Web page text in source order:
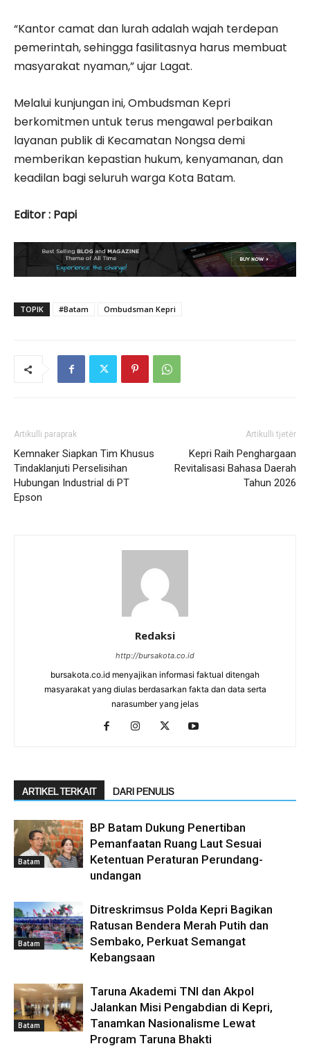
“Kantor camat dan lurah adalah wajah terdepan
pemerintah, sehingga fasilitasnya harus membuat
masyarakat nyaman,” ujar Lagat.
Melalui kunjungan ini, Ombudsman Kepri
berkomitmen untuk terus mengawal perbaikan
layanan publik di Kecamatan Nongsa demi
memberikan kepastian hukum, kenyamanan, dan
keadilan bagi seluruh warga Kota Batam.
Editor : Papi
TOPIK #Batam Ombudsman Kepri
Artikulli paraprak
Kemnaker Siapkan Tim Khusus
Tindaklanjuti Perselisihan
Hubungan Industrial di PT
Epson
Artikulli tjetër
Kepri Raih Penghargaan
Revitalisasi Bahasa Daerah
Tahun 2026
Redaksi
http://bursakota.co.id
bursakota.co.id menyajikan informasi faktual ditengah
masyarakat yang diulas berdasarkan fakta dan data serta
narasumber yang jelas
ARTIKEL TERKAIT DARI PENULIS
Batam
BP Batam Dukung Penertiban
Pemanfaatan Ruang Laut Sesuai
Ketentuan Peraturan Perundang-
undangan
Batam
Ditreskrimsus Polda Kepri Bagikan
Ratusan Bendera Merah Putih dan
Sembako, Perkuat Semangat
Kebangsaan
Batam
Taruna Akademi TNI dan Akpol
Jalankan Misi Pengabdian di Kepri,
Tanamkan Nasionalisme Lewat
Program Taruna Bhakti